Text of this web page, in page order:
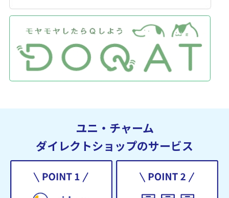
ユニ・チャーム
ダイレクトショップのサービス